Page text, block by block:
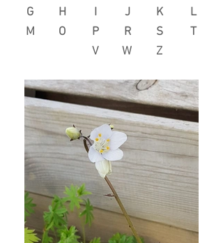
G
M
H
O
I
J
K
P
R
S
V
W Z
L
T